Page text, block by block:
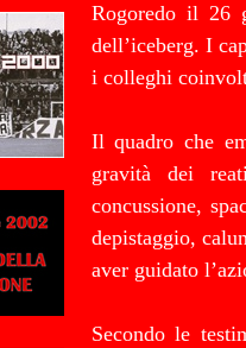
Rogoredo il 26
dell’iceberg. I
i colleghi
Il quadro che
gravità dei
concussione,
depistaggio,
aver guidato
Secondo le